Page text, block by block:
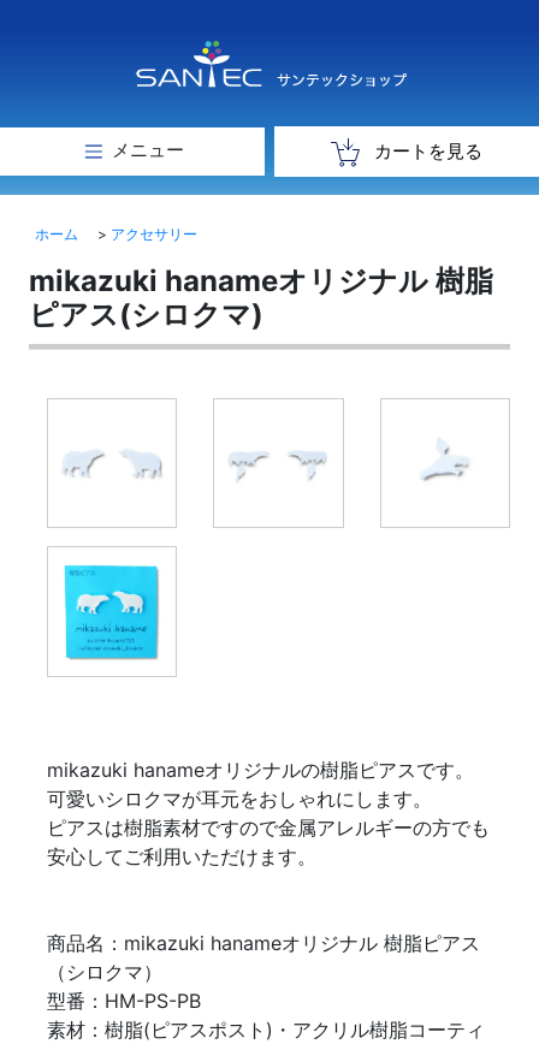
メニュー カートを見る
ホーム > アクセサリー
mikazuki hanameオリジナル 樹脂
ピアス(シロクマ)
mikazuki hanameオリジナルの樹脂ピアスです。
可愛いシロクマが耳元をおしゃれにします。
ピアスは樹脂素材ですので金属アレルギーの方でも
安心してご利用いただけます。
商品名：mikazuki hanameオリジナル 樹脂ピアス
（シロクマ）
型番：HM-PS-PB
素材：樹脂(ピアスポスト)・アクリル樹脂コーティ